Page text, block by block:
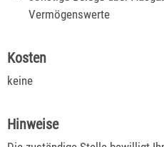
Vermögenswerte
Kosten
keine
Hinweise